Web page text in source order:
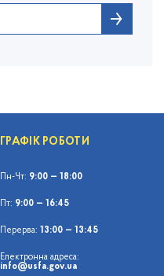
ГРАФІК РОБОТИ
Пн-Чт: 9:00 — 18:00
Пт: 9:00 — 16:45
Перерва: 13:00 — 13:45
Електронна адреса:
info@usfa.gov.ua